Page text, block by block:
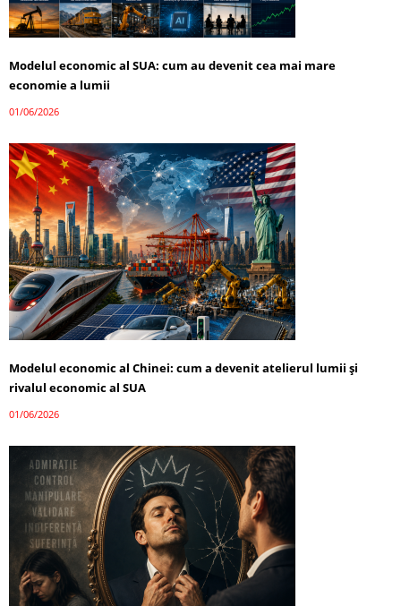
Modelul economic al SUA: cum au devenit cea mai mare
economie a lumii
01/06/2026
Modelul economic al Chinei: cum a devenit atelierul lumii și
rivalul economic al SUA
01/06/2026